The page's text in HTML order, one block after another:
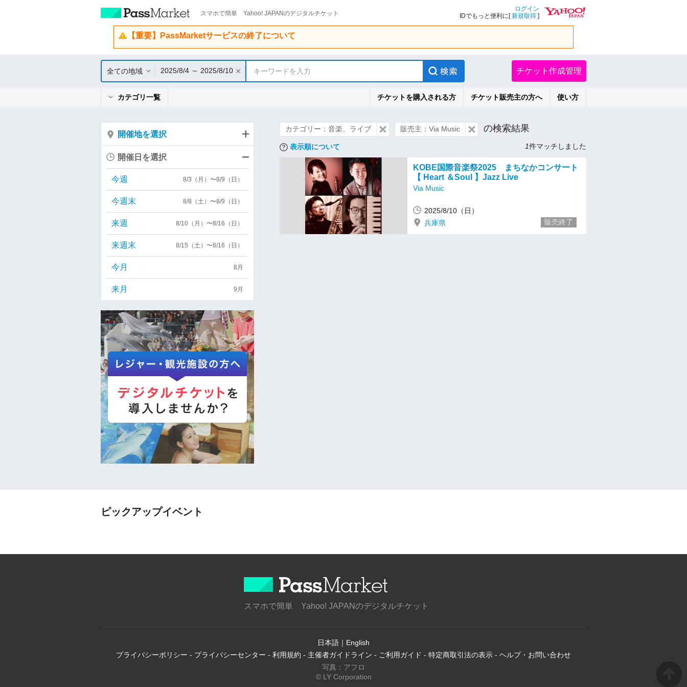
スマホで簡単 Yahoo! JAPANのデジタルチケット
ログイン
IDでもっと便利に[新規取得 ]
【重要】PassMarketサービスの終了について
全ての地域 2025/8/4 ～ 2025/8/10 キーワードを入力 チケット作成管理
カテゴリ一覧 チケットを購入される方 チケット販売主の方へ 使い方
カテゴリー：音楽、ライブ 販売主：Via Music の検索結果
表示順について 1件マッチしました
KOBE国際音楽祭2025 まちなかコンサート
【 Heart ＆Soul 】Jazz Live
Via Music
2025/8/10（日）
兵庫県
販売終了
開催地を選択
開催日を選択
今週 8/3（月）〜8/9（日）
今週末 8/8（土）〜8/9（日）
来週 8/10（月）〜8/16（日）
来週末 8/15（土）〜8/16（日）
今月 8月
来月 9月
ピックアップイベント
スマホで簡単 Yahoo! JAPANのデジタルチケット
日本語 ｜ English
プライバシーポリシー - プライバシーセンター - 利用規約 - 主催者ガイドライン - ご利用ガイド - 特定商取引法の表示 - ヘルプ・お問い合わせ
写真：アフロ
© LY Corporation